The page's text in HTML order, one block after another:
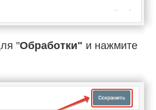
"Обработки" и нажмите